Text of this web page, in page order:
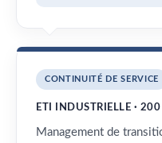
CONTINUITÉ DE SERVICE
ETI INDUSTRIELLE · 200
Management de